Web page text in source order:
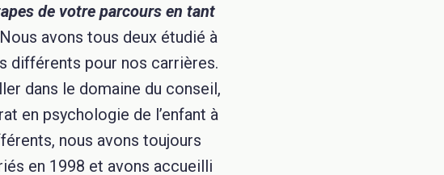
de votre parcours en tant
Nous avons tous deux étudié à
différents pour nos carrières.
dans le domaine du conseil,
en psychologie de l’enfant à
nous avons toujours
en 1998 et avons accueilli